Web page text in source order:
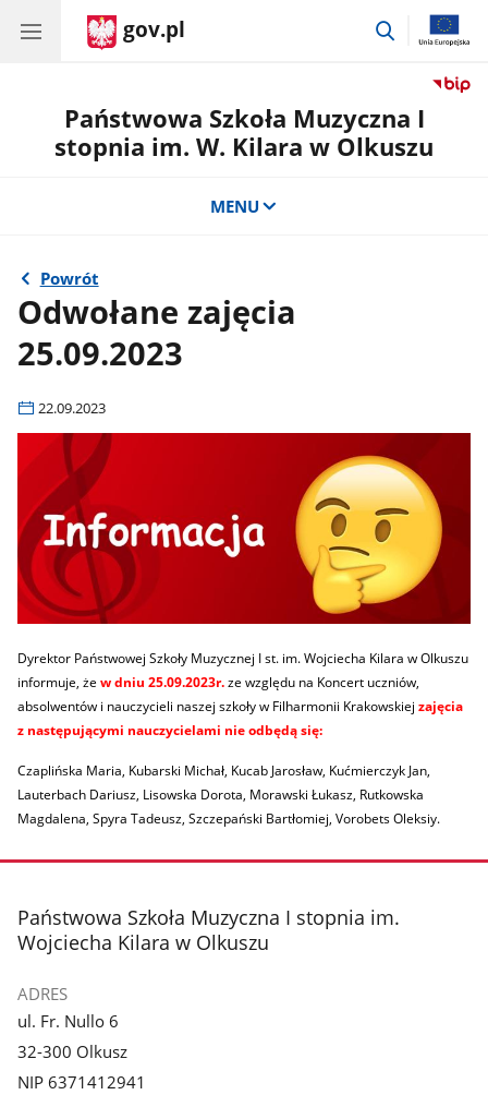
gov.pl
przejdź
Państwowa Szkoła Muzyczna I
stopnia im. W. Kilara w Olkuszu
MENU
Powrót
Odwołane zajęcia
25.09.2023
22.09.2023
Dyrektor Państwowej Szkoły Muzycznej I st. im. Wojciecha Kilara w Olkuszu
informuje, żew dniu 25.09.2023r.ze względu na Koncert uczniów,
absolwentów i nauczycieli naszej szkoły w Filharmonii Krakowskiejzajęcia
z następującymi nauczycielami nie odbędą się:
Czaplińska Maria, Kubarski Michał, Kucab Jarosław, Kućmierczyk Jan,
Lauterbach Dariusz, Lisowska Dorota, Morawski Łukasz, Rutkowska
Magdalena, Spyra Tadeusz, Szczepański Bartłomiej, Vorobets Oleksiy.
stopka
Państwowa Szkoła Muzyczna I stopnia im.
Wojciecha Kilara w Olkuszu
ADRES
ul. Fr. Nullo 6
32-300 Olkusz
NIP 6371412941